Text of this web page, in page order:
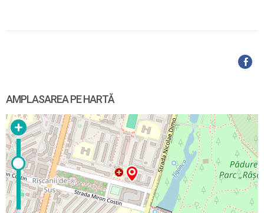
AMPLASAREA PE HARTĂ